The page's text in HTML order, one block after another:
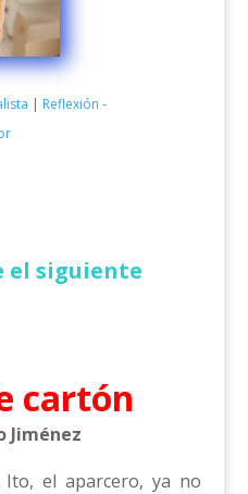
| Reflexión -
el siguiente
cartón
Jiménez
el aparcero, ya no